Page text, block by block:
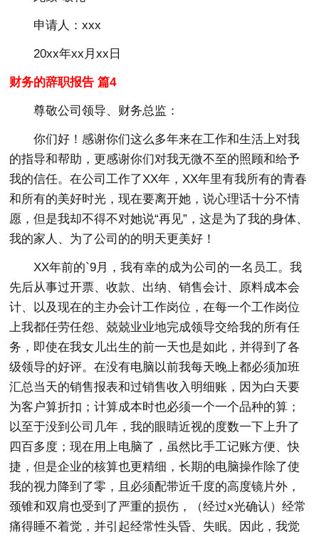
申请人：xxx
20xx年xx月xx日
财务的辞职报告 篇4
尊敬公司领导、财务总监：
你们好！感谢你们这么多年来在工作和生活上对我
的指导和帮助，更感谢你们对我无微不至的照顾和给予
我的信任。在公司工作了XX年，XX年里有我所有的青春
和所有的美好时光，现在要离开她，说心理话十分不情
愿，但是我却不得不对她说“再见”，这是为了我的身体、
我的家人、为了公司的的明天更美好！
XX年前的`9月，我有幸的成为公司的一名员工。我
先后从事过开票、收款、出纳、销售会计、原料成本会
计、以及现在的主办会计工作岗位，在每一个工作岗位
上我都任劳任怨、兢兢业业地完成领导交给我的所有任
务，即使在我女儿出生的前一天也是如此，并得到了各
级领导的好评。在没有电脑以前我每天晚上都必须加班
汇总当天的销售报表和过销售收入明细账，因为白天要
为客户算折扣；计算成本时也必须一个一个品种的算；
以至于没到公司几年，我的眼睛近视的度数一下上升了
四百多度；现在用上电脑了，虽然比手工记账方便、快
捷，但是企业的核算也更精细，长期的电脑操作除了使
我的视力降到了零，且必须配带近千度的高度镜片外，
颈锥和双肩也受到了严重的损伤，（经过x光确认）经常
痛得睡不着觉，并引起经常性头昏、失眠。因此，我觉